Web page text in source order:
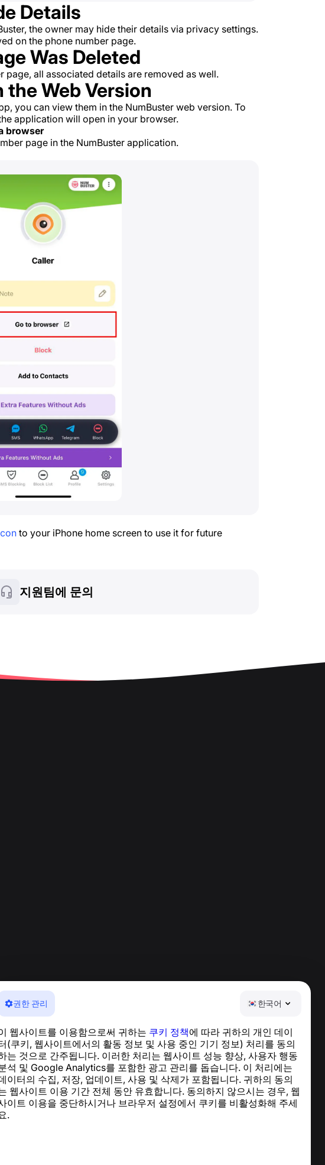
권한 관리 한국어
웹사이트를 이용함으로써 귀하는 쿠키 정책에 따라 귀하의 개인 데이
(쿠키, 웹사이트에서의 활동 정보 및 사용 중인 기기 정보) 처리를 동의
는 것으로 간주됩니다. 이러한 처리는 웹사이트 성능 향상, 사용자 행동
석 및 Google Analytics를 포함한 광고 관리를 돕습니다. 이 처리에는
이터의 수집, 저장, 업데이트, 사용 및 삭제가 포함됩니다. 귀하의 동의
웹사이트 이용 기간 전체 동안 유효합니다. 동의하지 않으시는 경우, 웹
이트 이용을 중단하시거나 브라우저 설정에서 쿠키를 비활성화해 주세
.
Details
the owner may hide their details via privacy settings.
on the phone number page.
Was Deleted
page, all associated details are removed as well.
the Web Version
you can view them in the NumBuster web version. To
application will open in your browser.
browser
page in the NumBuster application.
to your iPhone home screen to use it for future
지원팀에 문의
도움말 센터
뉴스 및 기사
프로젝트 소개
연락처